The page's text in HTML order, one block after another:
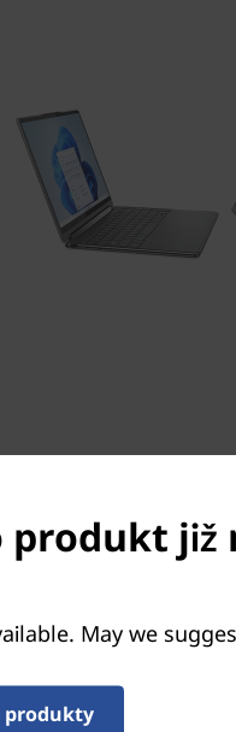
produkt již
May we
produkty